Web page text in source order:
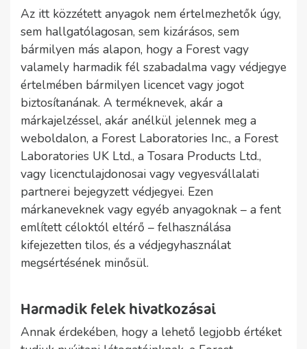
Az itt közzétett anyagok nem értelmezhetők úgy,
sem hallgatólagosan, sem kizárásos, sem
bármilyen más alapon, hogy a Forest vagy
valamely harmadik fél szabadalma vagy védjegye
értelmében bármilyen licencet vagy jogot
biztosítanának. A terméknevek, akár a
márkajelzéssel, akár anélkül jelennek meg a
weboldalon, a Forest Laboratories Inc., a Forest
Laboratories UK Ltd., a Tosara Products Ltd.,
vagy licenctulajdonosai vagy vegyesvállalati
partnerei bejegyzett védjegyei. Ezen
márkaneveknek vagy egyéb anyagoknak – a fent
említett céloktól eltérő – felhasználása
kifejezetten tilos, és a védjegyhasználat
megsértésének minősül.
Harmadik felek hivatkozásai
Annak érdekében, hogy a lehető legjobb értéket